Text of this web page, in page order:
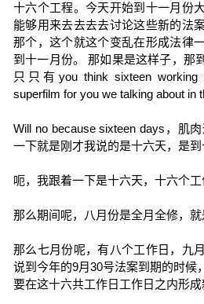
十六个工程。今天开始到十一月份
能够用来去去去去讨论这些新的法
那个，这个就这个变乱在形成法律
到十一月份。 那如果是这样子，那
只只有you think sixteen
superfilm for you we talking about in
Will no because sixteen days，肌
一下就是刚才我说的是十六天，是到
呃，我跟着一下是十六天，十六个工
那么期间呢，八月份是全月全修，就
那么七月份呢，有八个工作日，九
说到今年的9月30号法案到期的时候
要在这十六共工作日工作日之内形成